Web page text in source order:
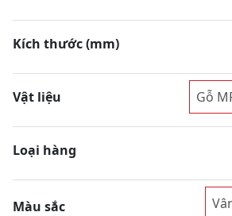
Kích thước (mm)
Vật liệu Gỗ
Loại hàng
Màu sắc